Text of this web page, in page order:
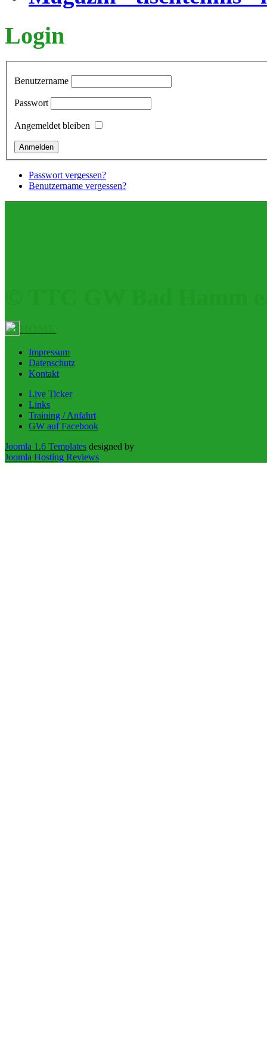
Login
Benutzername
Passwort
Angemeldet bleiben
Passwort vergessen?
Benutzername vergessen?
Impressum
Datenschutz
Kontakt
Live Ticker
Links
Training / Anfahrt
GW auf Facebook
Joomla 1.6 Templates designed by
Joomla Hosting Reviews